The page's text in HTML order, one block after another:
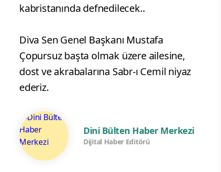
kabristanında defnedilecek..
Diva Sen Genel Başkanı Mustafa
Çopursuz başta olmak üzere ailesine,
dost ve akrabalarına Sabr-ı Cemil niyaz
ederiz.
Dini Bülten Haber Merkezi
Dijital Haber Editörü